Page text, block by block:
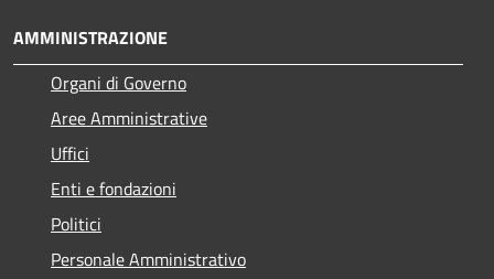
AMMINISTRAZIONE
Organi di Governo
Aree Amministrative
Uffici
Enti e fondazioni
Politici
Personale Amministrativo